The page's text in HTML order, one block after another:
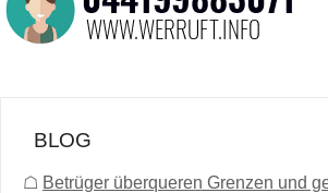
BLOG
☖ Betrüger überqueren Grenzen und